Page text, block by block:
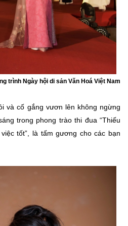
trình Ngày hội di sản Văn Hoá Việt Nam
cố gắng vươn lên không ngừng
trong phong trào thi đua “Thiếu
tốt”, là tấm gương cho các bạn